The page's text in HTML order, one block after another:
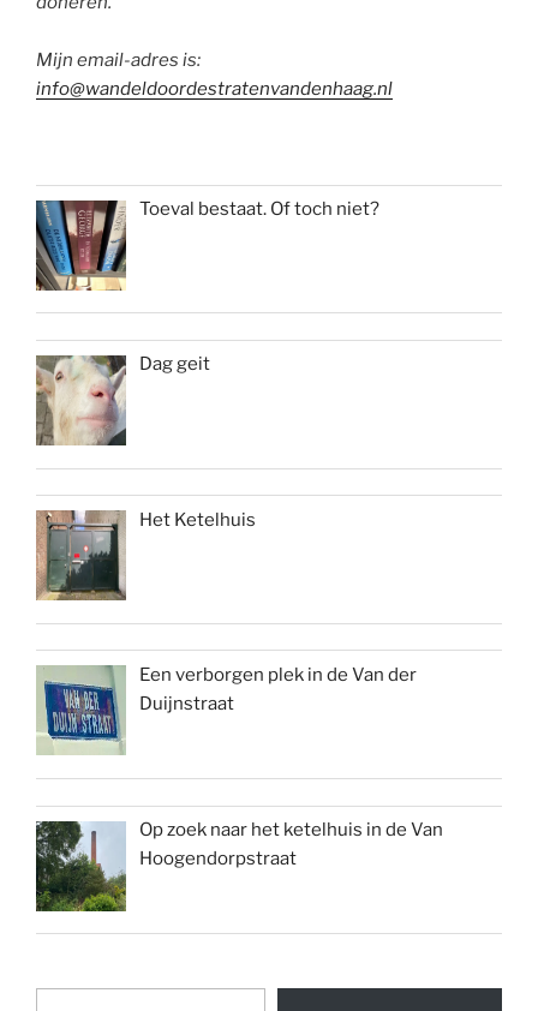
Mijn email-adres is:
info@wandeldoordestratenvandenhaag.nl
Toeval bestaat. Of toch niet?
Dag geit
Het Ketelhuis
Een verborgen plek in de Van der
Duijnstraat
Op zoek naar het ketelhuis in de Van
Hoogendorpstraat
Typ uw e-mail...